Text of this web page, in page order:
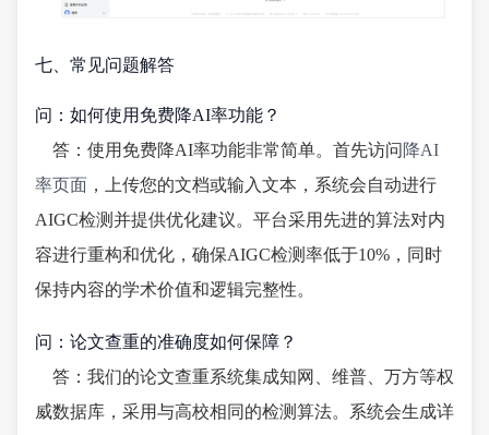
七、常见问题解答
问：如何使用免费降AI率功能？
答：使用免费降AI率功能非常简单。首先访问 降AI
率页面 ，上传您的文档或输入文本，系统会自动进行
AIGC检测并提供优化建议。平台采用先进的算法对内
容进行重构和优化，确保AIGC检测率低于10%，同时
保持内容的学术价值和逻辑完整性。
问：论文查重的准确度如何保障？
答：我们的论文查重系统集成知网、维普、万方等权
威数据库，采用与高校相同的检测算法。系统会生成详